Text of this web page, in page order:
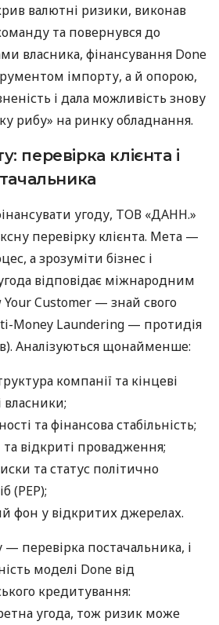
валютні ризики, виконав
та повернувся до
власника, фінансування Done
імпорту, а й опорою,
і дала можливість знову
рибу» на ринку обладнання.
перевірка клієнта і
угоду, ТОВ «ДАНН.»
перевірку клієнта. Мета —
а зрозуміти бізнес і
відповідає міжнародним
Your Customer — знай свого
Money Laundering — протидія
Аналізуються щонайменше:
компанії та кінцеві
власники;
та фінансова стабільність;
та відкриті провадження;
та статус політично
(PEP);
фон у відкритих джерелах.
— перевірка постачальника, і
моделі Done від
кредитування:
угода, тож ризик може